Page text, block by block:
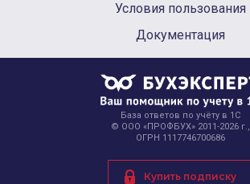
Условия пользования
Документация
База ответов по учёту в 1С
© ООО «ПРОФБУХ» 2011-2026 г.,
ОГРН 1117746700686
Купить подписку